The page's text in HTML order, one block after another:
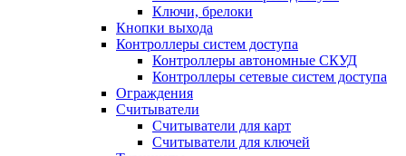
Ключи, брелоки
Кнопки выхода
Контроллеры систем доступа
Контроллеры автономные СКУД
Контроллеры сетевые систем доступа
Ограждения
Считыватели
Считыватели для карт
Считыватели для ключей